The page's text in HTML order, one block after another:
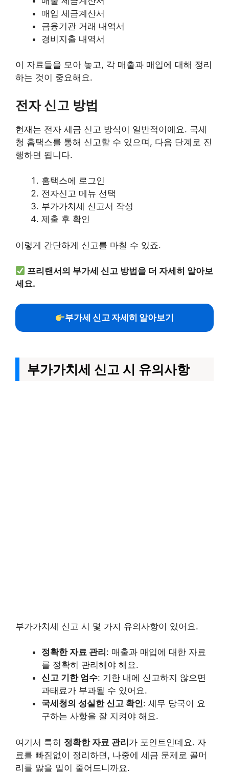
매입 세금계산서
금융기관 거래 내역서
경비지출 내역서
이 자료들을 모아 놓고, 각 매출과 매입에 대해 정리
하는 것이 중요해요.
전자 신고 방법
현재는 전자 세금 신고 방식이 일반적이에요. 국세
청 홈택스를 통해 신고할 수 있으며, 다음 단계로 진
행하면 됩니다.
홈택스에 로그인
전자신고 메뉴 선택
부가가치세 신고서 작성
제출 후 확인
이렇게 간단하게 신고를 마칠 수 있죠.
프리랜서의 부가세 신고 방법을 더 자세히 알아보
세요.
부가세 신고 자세히 알아보기
부가가치세 신고 시 유의사항
부가가치세 신고 시 몇 가지 유의사항이 있어요.
정확한 자료 관리 : 매출과 매입에 대한 자료
를 정확히 관리해야 해요.
신고 기한 엄수: 기한 내에 신고하지 않으면
과태료가 부과될 수 있어요.
국세청의 성실한 신고 확인: 세무 당국이 요
구하는 사항을 잘 지켜야 해요.
여기서 특히 정확한 자료 관리가 포인트인데요. 자
료를 빠짐없이 정리하면, 나중에 세금 문제로 골머
리를 앓을 일이 줄어드니까요.